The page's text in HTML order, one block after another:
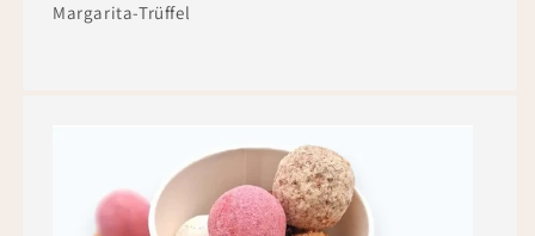
Margarita-Trüffel